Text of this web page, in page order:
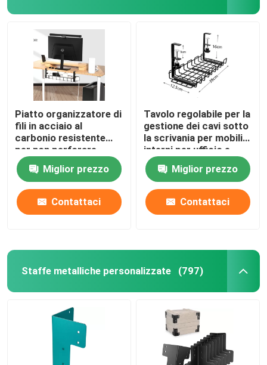
Piatto organizzatore di
fili in acciaio al
carbonio resistente
per non perforare
sotto la gestione dei
cavi da scrivania
Miglior prezzo
Contattaci
Tavolo regolabile per la
gestione dei cavi sotto
la scrivania per mobili
interni per ufficio e
salotto
Miglior prezzo
Contattaci
Staffe metalliche personalizzate (797)